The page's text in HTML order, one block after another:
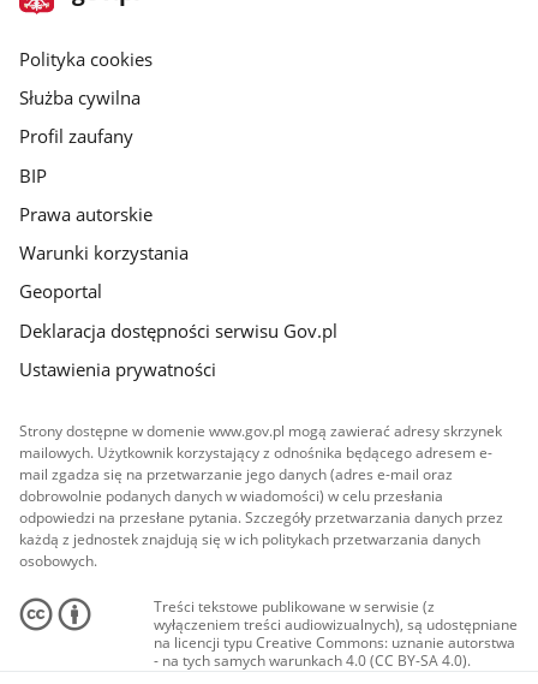
gov.pl
gov.pl
Polityka cookies
Służba cywilna
Profil zaufany
BIP
Prawa autorskie
Warunki korzystania
Geoportal
Deklaracja dostępności serwisu Gov.pl
Ustawienia prywatności
Strony dostępne w domenie www.gov.pl mogą zawierać adresy skrzynek
mailowych. Użytkownik korzystający z odnośnika będącego adresem e-
mail zgadza się na przetwarzanie jego danych (adres e-mail oraz
dobrowolnie podanych danych w wiadomości) w celu przesłania
odpowiedzi na przesłane pytania. Szczegóły przetwarzania danych przez
każdą z jednostek znajdują się w ich politykach przetwarzania danych
osobowych.
Treści tekstowe publikowane w serwisie (z
wyłączeniem treści audiowizualnych), są udostępniane
na licencji typu Creative Commons: uznanie autorstwa
- na tych samych warunkach 4.0 (CC BY-SA 4.0).
Materiały audiowizualne, w tym zdjęcia, materiały